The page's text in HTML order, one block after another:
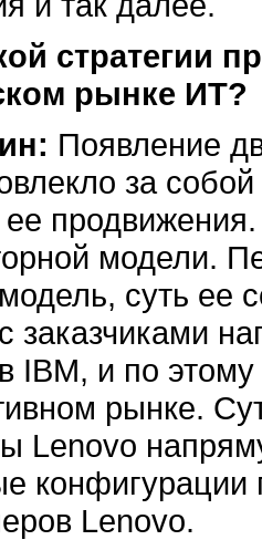
стратегии
рынке ИТ?
Появление
за
ее
модели.
суть ее
заказчиками
IBM, и по
рынке.
Lenovo
конфигурации
Lenovo.